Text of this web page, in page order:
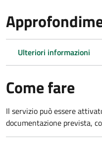
Ulteriori informazioni
Come fare
Il servizio può essere
documentazione prevista,